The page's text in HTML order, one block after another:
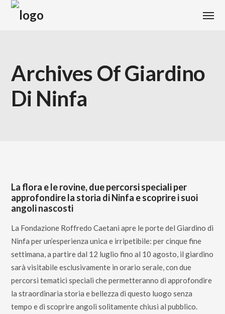
Archives Of Giardino
Di Ninfa
La flora e le rovine, due percorsi speciali per
approfondire la storia di Ninfa e scoprire i suoi
angoli nascosti
La Fondazione Roffredo Caetani apre le porte del Giardino di
Ninfa per un’esperienza unica e irripetibile: per cinque fine
settimana, a partire dal 12 luglio fino al 10 agosto, il giardino
sarà visitabile esclusivamente in orario serale, con due
percorsi tematici speciali che permetteranno di approfondire
la straordinaria storia e bellezza di questo luogo senza
tempo e di scoprire angoli solitamente chiusi al pubblico.